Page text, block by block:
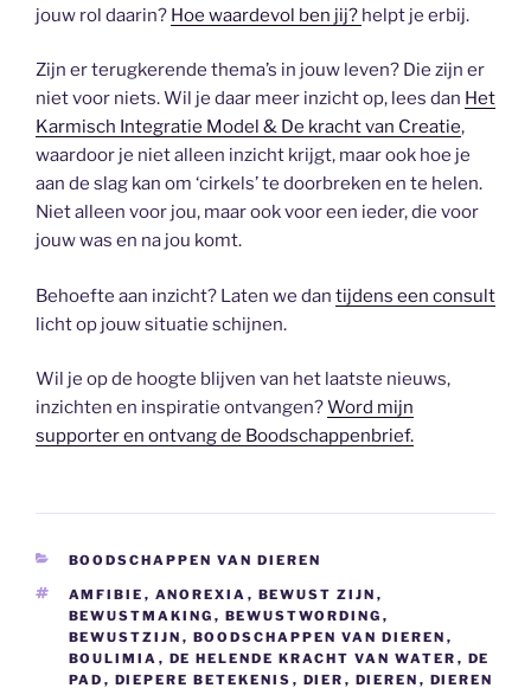
jouw rol daarin? Hoe waardevol ben jij? helpt je erbij.
Zijn er terugkerende thema’s in jouw leven? Die zijn er
niet voor niets. Wil je daar meer inzicht op, lees dan Het
Karmisch Integratie Model & De kracht van Creatie,
waardoor je niet alleen inzicht krijgt, maar ook hoe je
aan de slag kan om ‘cirkels’ te doorbreken en te helen.
Niet alleen voor jou, maar ook voor een ieder, die voor
jouw was en na jou komt.
Behoefte aan inzicht? Laten we dan tijdens een consult
licht op jouw situatie schijnen.
Wil je op de hoogte blijven van het laatste nieuws,
inzichten en inspiratie ontvangen?Word mijn
supporter en ontvang de Boodschappenbrief.
CATEGORIEËN
BOODSCHAPPEN VAN DIEREN
TAGS
AMFIBIE , ANOREXIA , BEWUST ZIJN ,
BEWUSTMAKING , BEWUSTWORDING ,
BEWUSTZIJN , BOODSCHAPPEN VAN DIEREN ,
BOULIMIA , DE HELENDE KRACHT VAN WATER , DE
PAD , DIEPERE BETEKENIS , DIER , DIEREN , DIEREN